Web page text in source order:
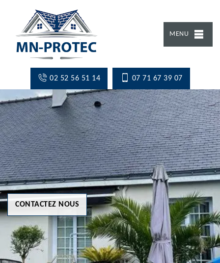
MENU
02 52 56 51 14 07 71 67 39 07
CONTACTEZ NOUS